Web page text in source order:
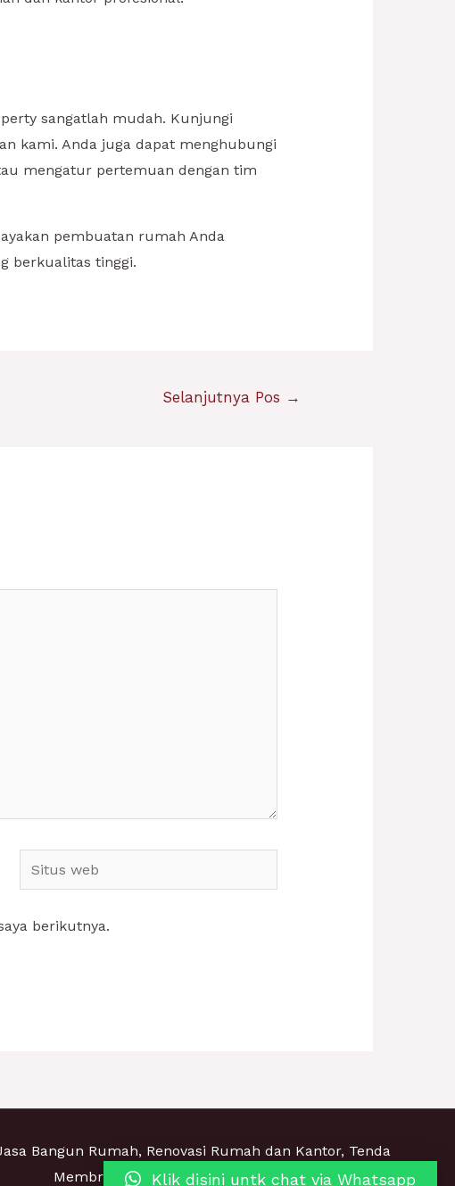
sangatlah mudah. Kunjungi
kami. Anda juga dapat menghubungi
mengatur pertemuan dengan tim
pembuatan rumah Anda
berkualitas tinggi.
Selanjutnya Pos →
Situs
web
berikutnya.
Bangun Rumah, Renovasi Rumah dan Kantor, Tenda
Membrane, Canopy Kain, Kanopi Kaca Tempered
Klik disini untk chat via Whatsapp